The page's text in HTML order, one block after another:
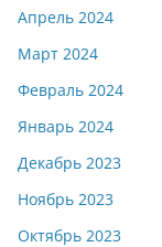
Апрель 2024
Март 2024
Февраль 2024
Январь 2024
Декабрь 2023
Ноябрь 2023
Октябрь 2023